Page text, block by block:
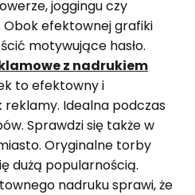
joggingu czy
Obok efektownej grafiki
motywujące hasło.
z nadrukiem
to efektowny i
reklamy. Idealna podczas
Sprawdzi się także w
Oryginalne torby
dużą popularnością.
nadruku sprawi, że